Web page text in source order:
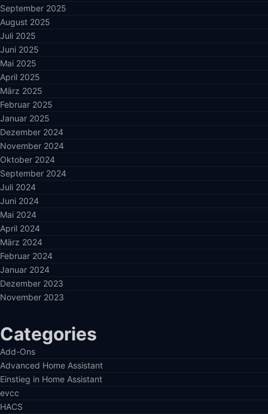
September 2025
August 2025
Juli 2025
Juni 2025
Mai 2025
April 2025
März 2025
Februar 2025
Januar 2025
Dezember 2024
November 2024
Oktober 2024
September 2024
Juli 2024
Juni 2024
Mai 2024
April 2024
März 2024
Februar 2024
Januar 2024
Dezember 2023
November 2023
Categories
Add-Ons
Advanced Home Assistant
Einstieg in Home Assistant
evcc
HACS